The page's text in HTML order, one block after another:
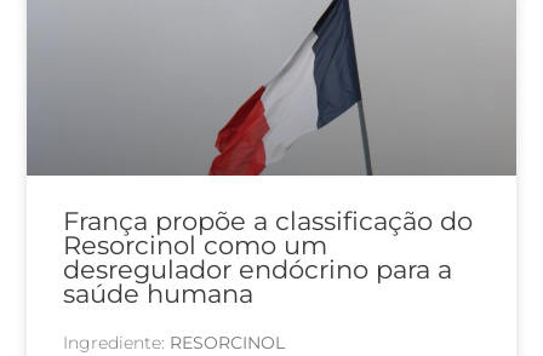
França propõe a classificação do
Resorcinol como um
desregulador endócrino para a
saúde humana
Ingrediente: RESORCINOL